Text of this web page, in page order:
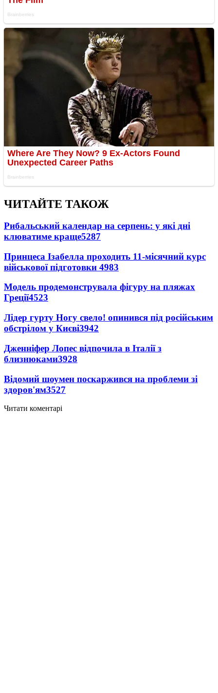
ЧИТАЙТЕ ТАКОЖ
Рибальський календар на серпень: у які дні
клюватиме краще5287
Принцеса Ізабелла проходить 11-місячний курс
військової підготовки 4983
Модель продемонструвала фігуру на пляжах
Греції4523
Лідер гурту Ногу свело! опинився під російським
обстрілом у Києві3942
Дженніфер Лопес відпочила в Італії з
близнюками3928
Відомий шоумен поскаржився на проблеми зі
здоров'ям3527
Читати коментарі